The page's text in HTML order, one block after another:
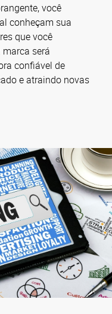
você
conheçam sua
que você
será
confiável de
e atraindo novas